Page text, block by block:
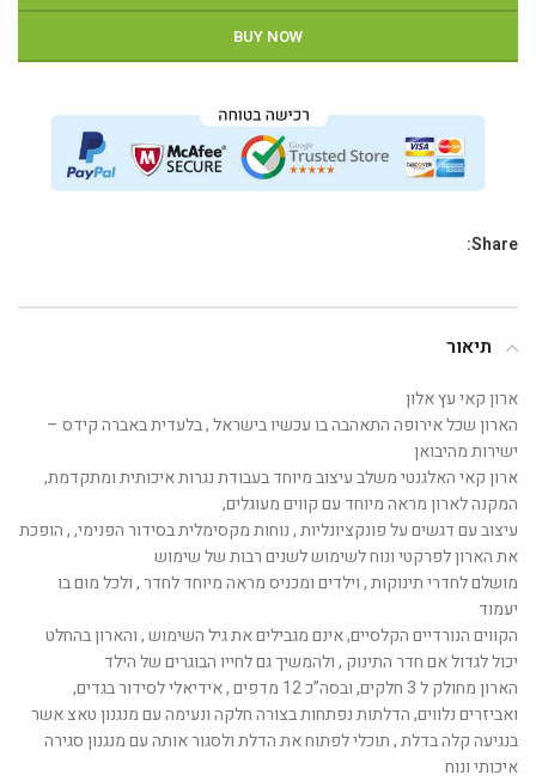
BUY NOW
Share:
תיאור
ארון קאי עץ אלון
הארון שכל אירופה התאהבה בו עכשיו בישראל , בלעדית באברה קידס –
ישירות מהיבואן
ארון קאי האלגנטי משלב עיצוב מיוחד בעבודת נגרות איכותית ומתקדמת,
המקנה לארון מראה מיוחד עם קווים מעוגלים,
עיצוב עם דגשים על פונקציונליות , נוחות מקסימלית בסידור הפנימי, , הופכת
את הארון לפרקטי ונוח לשימוש לשנים רבות של שימוש
מושלם לחדרי תינוקות , וילדים ומכניס מראה מיוחד לחדר , ולכל מום בו
יעמוד
הקווים הנורדיים הקלסיים, אינם מגבילים את גיל השימוש , והארון בהחלט
יכול לגדול אם חדר התינוק , ולהמשיך גם לחייו הבוגרים של הילד
הארון מחולק ל 3 חלקים, ובסה”כ 12 מדפים , אידיאלי לסידור בגדים,
ואביזרים נלווים, הדלתות נפתחות בצורה חלקה ונעימה עם מנגנון טאצ אשר
בנגיעה קלה בדלת , תוכלי לפתוח את הדלת ולסגור אותה עם מנגנון סגירה
איכותי ונוח